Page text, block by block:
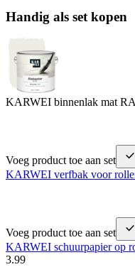
Handig als set kopen
KARWEI binnenlak mat
Voeg product toe aan set
KARWEI verfbak voor
Voeg product toe aan set
KARWEI schuurpapier op
3.99